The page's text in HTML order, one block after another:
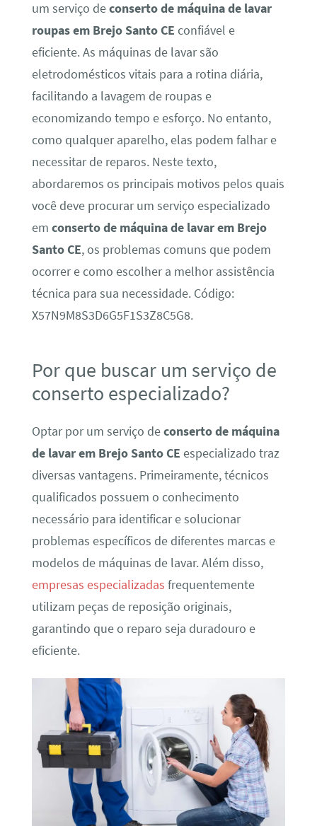
um serviço deconserto de máquina de lavar
roupas em Brejo Santo CE confiável e
eficiente. As máquinas de lavar são
eletrodomésticos vitais para a rotina diária,
facilitando a lavagem de roupas e
economizando tempo e esforço. No entanto,
como qualquer aparelho, elas podem falhar e
necessitar de reparos. Neste texto,
abordaremos os principais motivos pelos quais
você deve procurar um serviço especializado
em conserto de máquina de lavar em Brejo
Santo CE, os problemas comuns que podem
ocorrer e como escolher a melhor assistência
técnica para sua necessidade. Código:
X57N9M8S3D6G5F1S3Z8C5G8.
Por que buscar um serviço de
conserto especializado?
Optar por um serviço deconserto de máquina
de lavar em Brejo Santo CE especializado traz
diversas vantagens. Primeiramente, técnicos
qualificados possuem o conhecimento
necessário para identificar e solucionar
problemas específicos de diferentes marcas e
modelos de máquinas de lavar. Além disso,
empresas especializadas frequentemente
utilizam peças de reposição originais,
garantindo que o reparo seja duradouro e
eficiente.